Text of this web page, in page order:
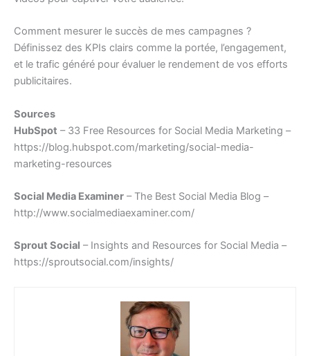
Comment mesurer le succès de mes campagnes ?
Définissez des KPIs clairs comme la portée, l’engagement,
et le trafic généré pour évaluer le rendement de vos efforts
publicitaires.
Sources
HubSpot – 33 Free Resources for Social Media Marketing –
https://blog.hubspot.com/marketing/social-media-
marketing-resources
Social Media Examiner – The Best Social Media Blog –
http://www.socialmediaexaminer.com/
Sprout Social – Insights and Resources for Social Media –
https://sproutsocial.com/insights/